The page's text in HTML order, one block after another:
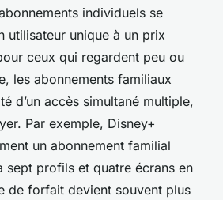
individuels se
utilisateur unique à un prix
ceux qui regardent peu ou
les abonnements familiaux
d’un accès simultané multiple,
Par exemple, Disney+
un abonnement familial
sept profils et quatre écrans en
de forfait devient souvent plus